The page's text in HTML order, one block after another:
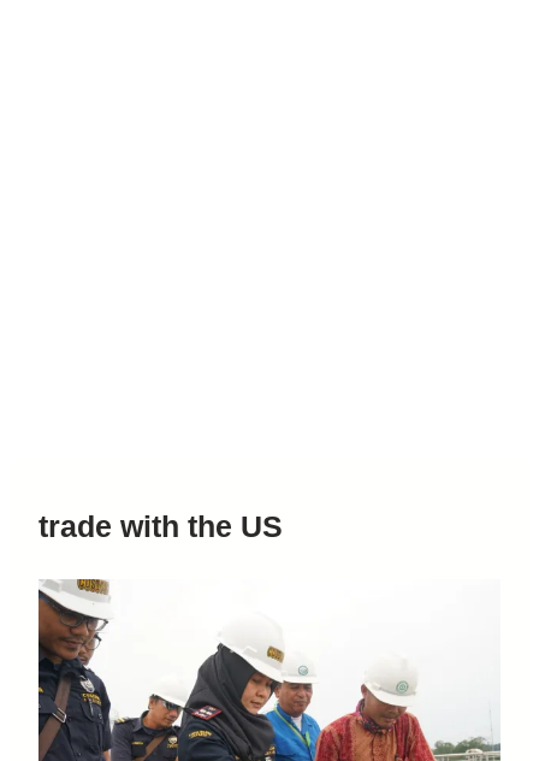
trade with the US